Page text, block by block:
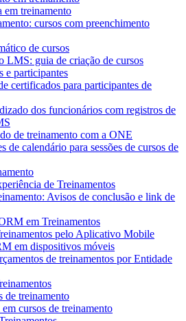
em treinamento
cursos com preenchimento
de cursos
LMS: guia de criação de cursos
e participantes
certificados para participantes de
dos funcionários com registros de
de treinamento com a ONE
de calendário para sessões de cursos de
de Treinamentos
Avisos de conclusão e link de
em Treinamentos
pelo Aplicativo Mobile
em dispositivos móveis
de treinamentos por Entidade
de treinamento
cursos de treinamento